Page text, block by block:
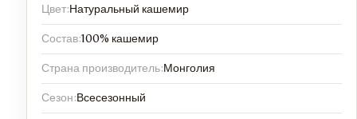
Цвет:Натуральный кашемир
Состав:100% кашемир
Страна производитель:Монголия
Сезон:Всесезонный